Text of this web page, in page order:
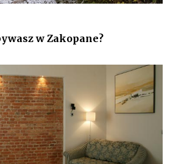
w Zakopane?